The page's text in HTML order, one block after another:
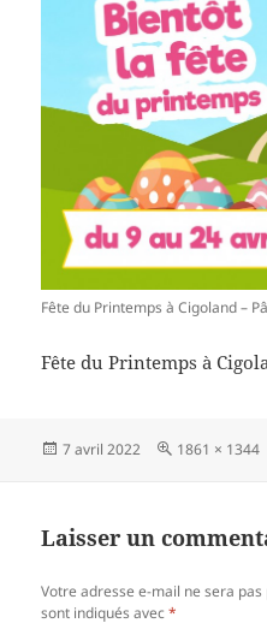
Fête du Printemps à Cigoland –
Fête du Printemps à
Publié
7 avril 2022
Taille
1861 × 1344
Laisser un
Votre adresse e-mail ne sera pas
sont indiqués avec*